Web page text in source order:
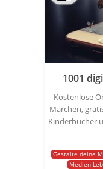
1001
Kostenlose
Märchen,
Kinderbücher
Gestalte deine
Medien-